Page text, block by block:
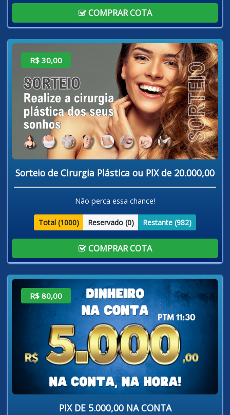
COMPRAR COTA
R$ 30,00
Sorteio de Cirurgia Plástica ou PIX de 20.000,00
Não perca essa chance!
Total (1000) Reservado (0) Restante (982)
COMPRAR COTA
R$ 80,00
PIX DE 5.000,00 NA CONTA